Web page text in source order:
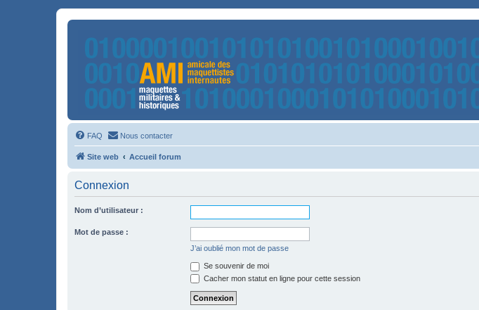
FAQ Nous contacter
Site web Accueil forum
Connexion
Nom d’utilisateur :
Mot de passe :
J’ai oublié mon mot de passe
Se souvenir de moi
Cacher mon statut en ligne pour cette session